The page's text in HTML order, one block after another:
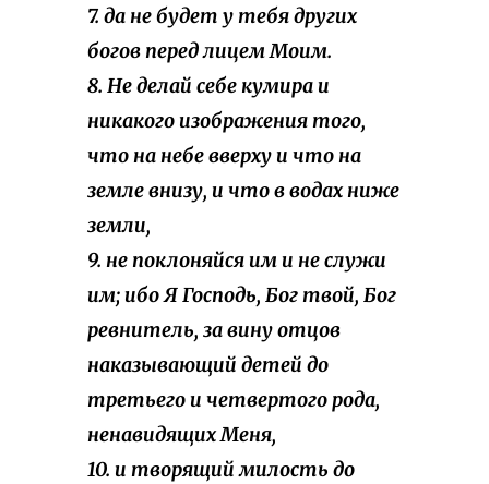
7. да не будет у тебя других
богов перед лицем Моим.
8. Не делай себе кумира и
никакого изображения того,
что на небе вверху и что на
земле внизу, и что в водах ниже
земли,
9. не поклоняйся им и не служи
им; ибо Я Господь, Бог твой, Бог
ревнитель, за вину отцов
наказывающий детей до
третьего и четвертого рода,
ненавидящих Меня,
10. и творящий милость до